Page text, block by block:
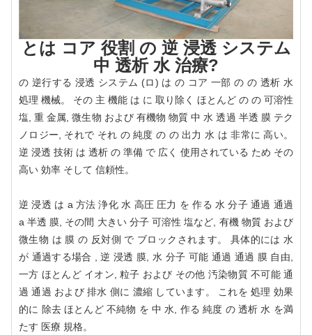
とは コア 役割 の 逆 浸透 システム
中 透析 水 治療?
の 逆行する 浸透 システム (ロ) は の コア 一部 の の 透析 水
処理 機械。 その 主 機能 は に 取り除く ほとんど の の 可溶性
塩, 重 金属, 微生物 および 有機物 物質 中 水 透過 半透 膜 テク
ノロジー, それで それ の 純度 の の 出力 水 は 非常に 高い。
逆 浸透 技術 は 透析 の 準備 で 広く 使用されている ため その
高い 効率 そして 信頼性。
逆 浸透 は a 方法 浄化 水 高圧 圧力 を 作る 水 分子 通過 通過
a 半透 膜, その間 大きい 分子 可溶性 塩など, 有機 物質 および
微生物 は 膜 の 反対側 で ブロックされます。 具体的には 水
が 通過する場合 , 逆 浸透 膜, 水 分子 可能 通過 通過 膜 自由,
一方 ほとんど イオン, 粒子 および その他 汚染物質 不可能 通
過 通過 および 排水 側に 濃縮 しています。 これを 処理 効果
的に 除去 ほとんど 不純物 を 中 水, 作る 純度 の 透析 水 を満
たす 医療 規格。